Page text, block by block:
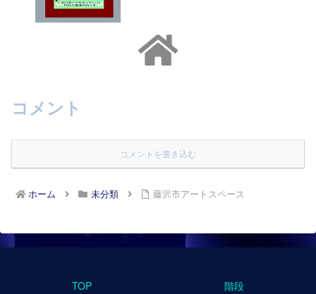
コメント
コメントを書き込む
ホーム 未分類 藤沢市アートスペース
TOP
階段